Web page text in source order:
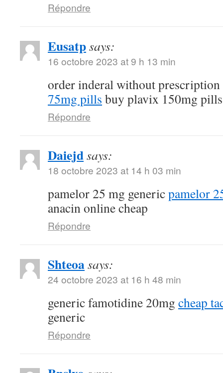
Répondre
Eusatpsays:
16 octobre 2023 at 9 h 13 min
order inderal without prescription
75mg pills buy plavix 150mg pills
Répondre
Daiejdsays:
18 octobre 2023 at 14 h 03 min
pamelor 25 mg genericpamelor
anacin online cheap
Répondre
Shteoasays:
24 octobre 2023 at 16 h 48 min
generic famotidine 20mg cheap
generic
Répondre